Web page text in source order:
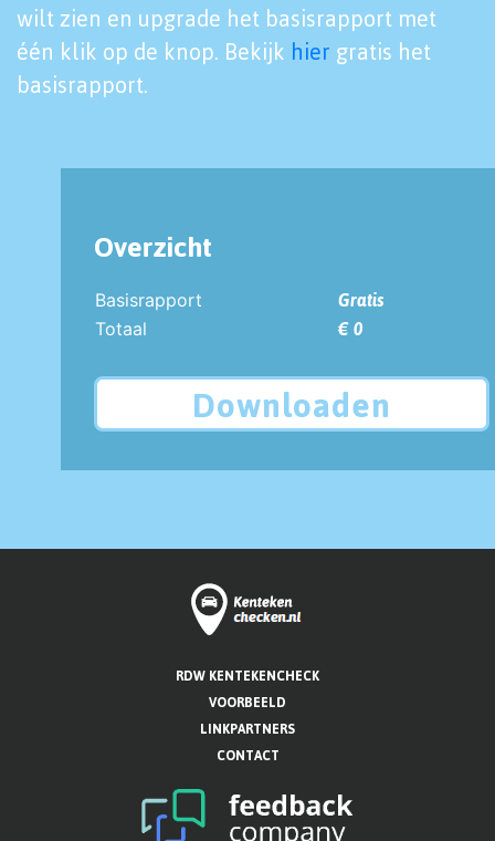
wilt zien en upgrade het basisrapport met
één klik op de knop. Bekijk hier gratis het
basisrapport.
Overzicht
Basisrapport
Gratis
Totaal
€ 0
Downloaden
RDW KENTEKENCHECK
VOORBEELD
LINKPARTNERS
CONTACT